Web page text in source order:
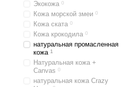
Экокожа 0
Кожа морской змеи 0
Кожа ската 0
Кожа крокодила 0
натуральная промасленная
кожа 1
Натуральная кожа +
Canvas 0
натуральная кожа Crazy